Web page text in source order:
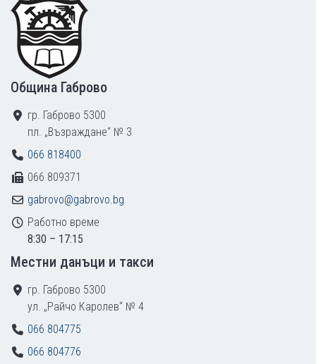
Община Габрово
гр. Габрово 5300
пл. „Възраждане“ № 3
066 818400
066 809371
gabrovo@gabrovo.bg
Работно време
8:30 – 17:15
Местни данъци и такси
гр. Габрово 5300
ул. „Райчо Каролев“ № 4
066 804775
066 804776